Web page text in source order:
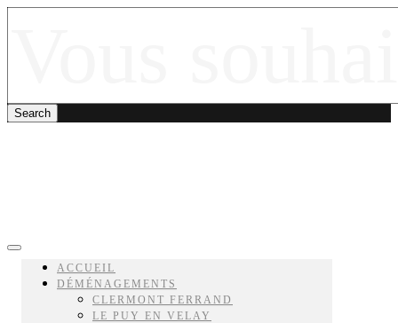
ACCUEIL
DÉMÉNAGEMENTS
CLERMONT FERRAND
LE PUY EN VELAY